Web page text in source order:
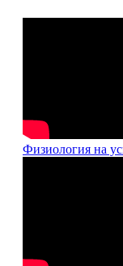
Физиология на